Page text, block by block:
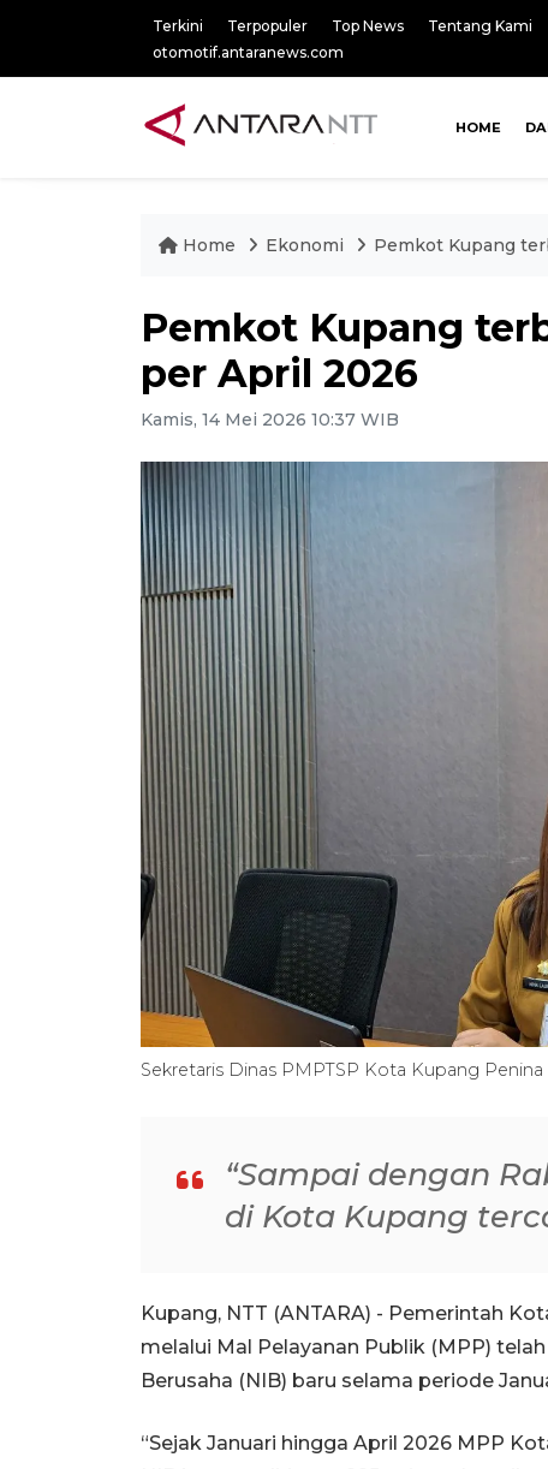
Terkini Terpopuler Top News Tentang Kami
otomotif.antaranews.com
HOME
Home Ekonomi Pemkot Kupang
Pemkot Kupang
per April 2026
Kamis, 14 Mei 2026 10:37 WIB
Sekretaris Dinas PMPTSP Kota Kupang
“Sampai dengan
di Kota Kupang
Kupang, NTT (ANTARA) - Pemerintah
melalui Mal Pelayanan Publik (MPP)
Berusaha (NIB) baru selama periode
“Sejak Januari hingga April 2026 MPP